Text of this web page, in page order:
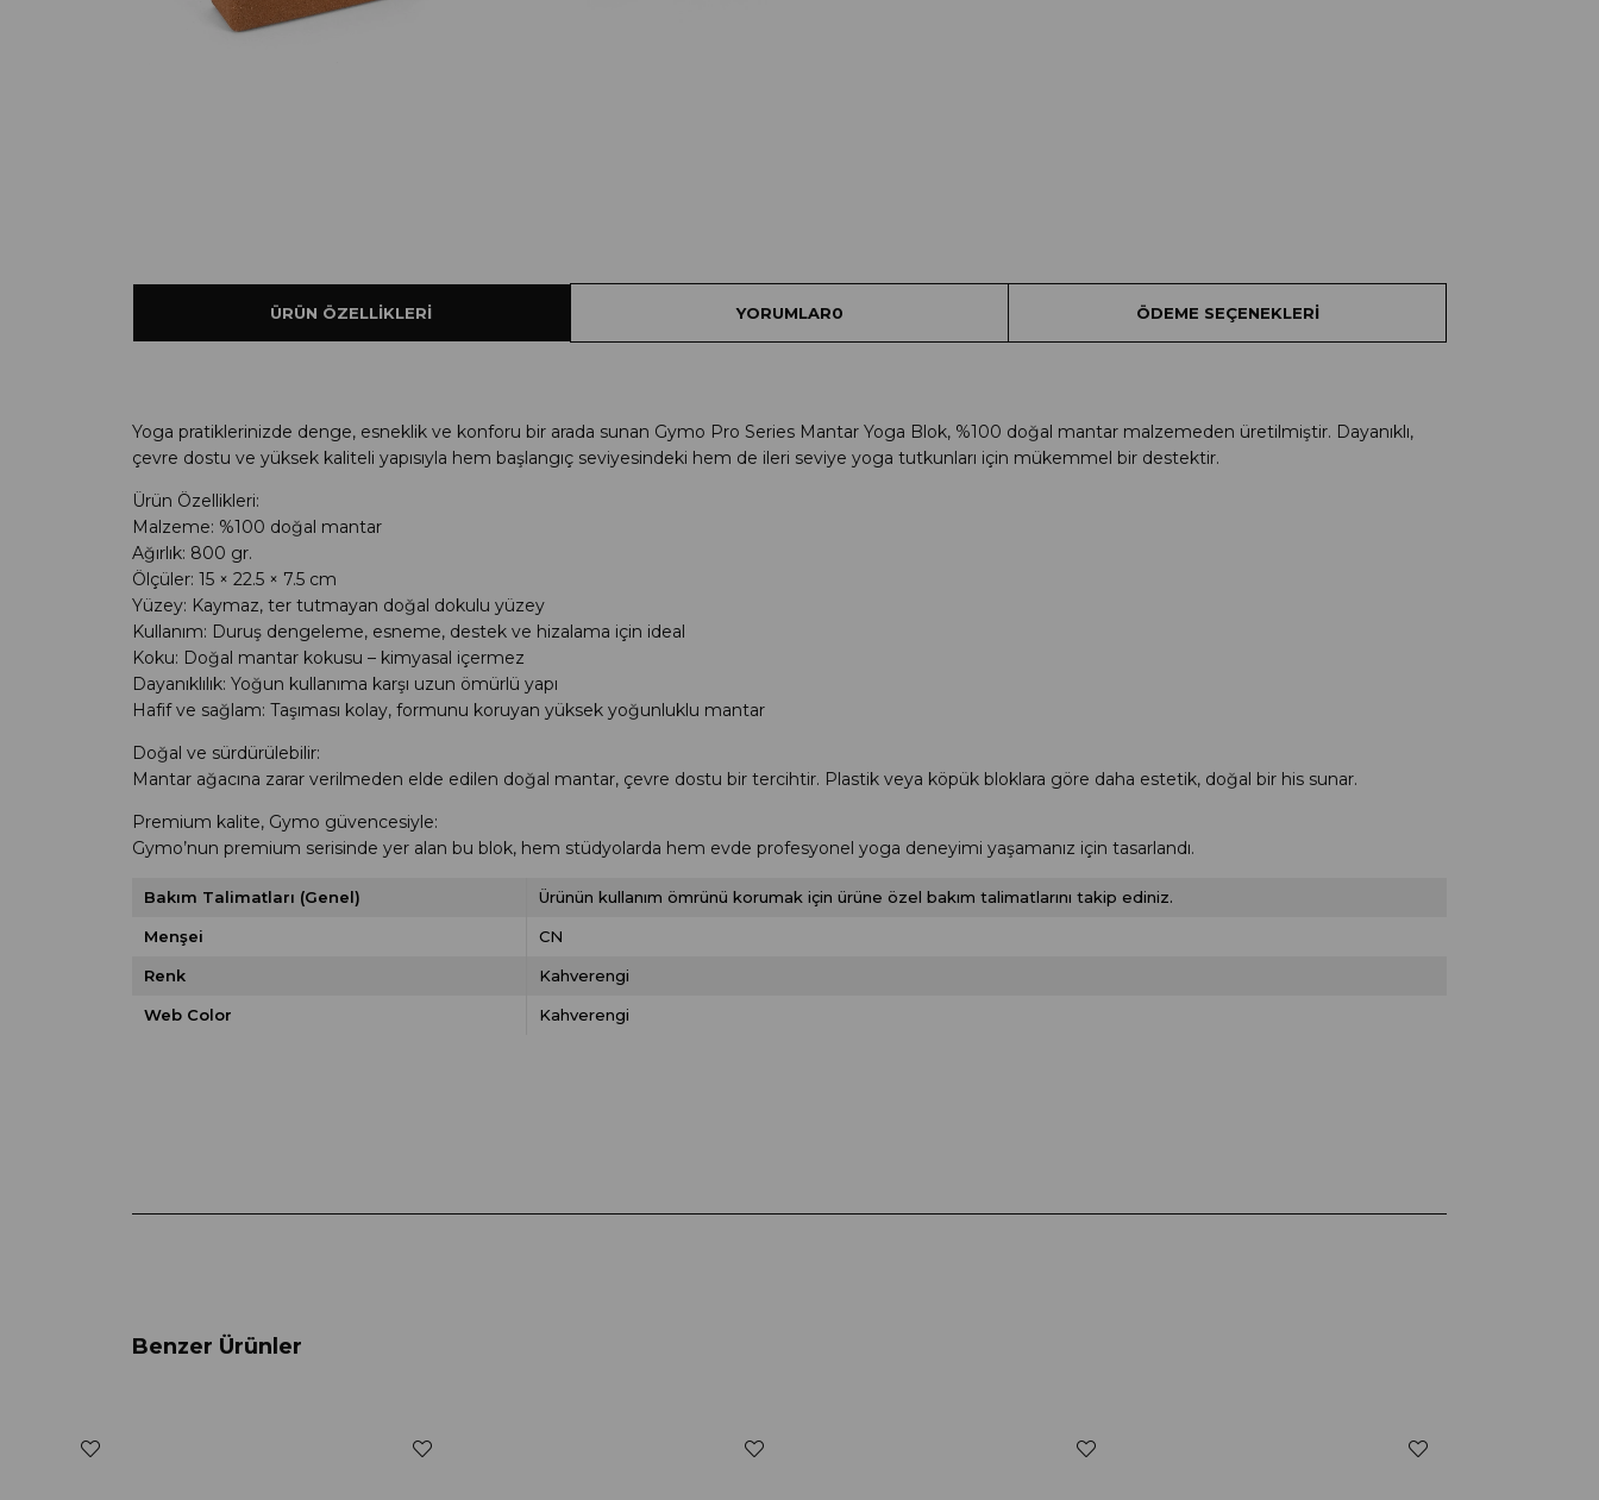
ÜRÜN ÖZELLIKLERI YORUMLAR0 ÖDEME SEÇENEKLERI
Yoga pratiklerinizde denge, esneklik ve konforu bir arada sunan Gymo Pro Series Mantar Yoga Blok, %100 doğal mantar malzemeden üretilmiştir. Dayanıklı,
çevre dostu ve yüksek kaliteli yapısıyla hem başlangıç seviyesindeki hem de ileri seviye yoga tutkunları için mükemmel bir destektir.
Ürün Özellikleri:
Malzeme: %100 doğal mantar
Ağırlık: 800 gr.
Ölçüler: 15 × 22.5 × 7.5 cm
Yüzey: Kaymaz, ter tutmayan doğal dokulu yüzey
Kullanım: Duruş dengeleme, esneme, destek ve hizalama için ideal
Koku: Doğal mantar kokusu – kimyasal içermez
Dayanıklılık: Yoğun kullanıma karşı uzun ömürlü yapı
Hafif ve sağlam: Taşıması kolay, formunu koruyan yüksek yoğunluklu mantar
Doğal ve sürdürülebilir:
Mantar ağacına zarar verilmeden elde edilen doğal mantar, çevre dostu bir tercihtir. Plastik veya köpük bloklara göre daha estetik, doğal bir his sunar.
Premium kalite, Gymo güvencesiyle:
Gymo’nun premium serisinde yer alan bu blok, hem stüdyolarda hem evde profesyonel yoga deneyimi yaşamanız için tasarlandı.
Bakım Talimatları (Genel) Ürünün kullanım ömrünü korumak için ürüne özel bakım talimatlarını takip ediniz.
Menşei CN
Renk Kahverengi
Web Color Kahverengi
Benzer Ürünler